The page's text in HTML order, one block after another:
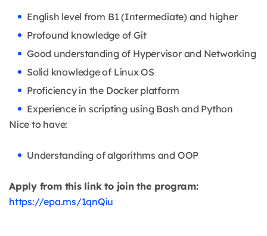
English level from B1 (Intermediate) and higher
Profound knowledge of Git
Good understanding of Hypervisor and Networking
Solid knowledge of Linux OS
Proficiency in the Docker platform
Experience in scripting using Bash and Python
Nice to have:
Understanding of algorithms and OOP
Apply from this link to join the program:
https://epa.ms/1qnQiu